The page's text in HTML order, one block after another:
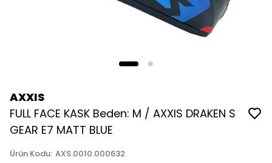
AXXIS
FULL FACE KASK Beden: M / AXXIS DRAKEN S
GEAR E7 MATT BLUE
Ürün Kodu: AXS.0010.000632